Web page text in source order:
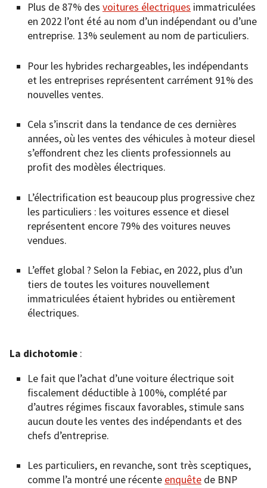
Plus de 87% des voitures électriques immatriculées
en 2022 l’ont été au nom d’un indépendant ou d’une
entreprise. 13% seulement au nom de particuliers.
Pour les hybrides rechargeables, les indépendants
et les entreprises représentent carrément 91% des
nouvelles ventes.
Cela s’inscrit dans la tendance de ces dernières
années, où les ventes des véhicules à moteur diesel
s’effondrent chez les clients professionnels au
profit des modèles électriques.
L’électrification est beaucoup plus progressive chez
les particuliers : les voitures essence et diesel
représentent encore 79% des voitures neuves
vendues.
L’effet global ? Selon la Febiac, en 2022, plus d’un
tiers de toutes les voitures nouvellement
immatriculées étaient hybrides ou entièrement
électriques.
La dichotomie :
Le fait que l’achat d’une voiture électrique soit
fiscalement déductible à 100%, complété par
d’autres régimes fiscaux favorables, stimule sans
aucun doute les ventes des indépendants et des
chefs d’entreprise.
Les particuliers, en revanche, sont très sceptiques,
comme l’a montré une récente enquête de BNP